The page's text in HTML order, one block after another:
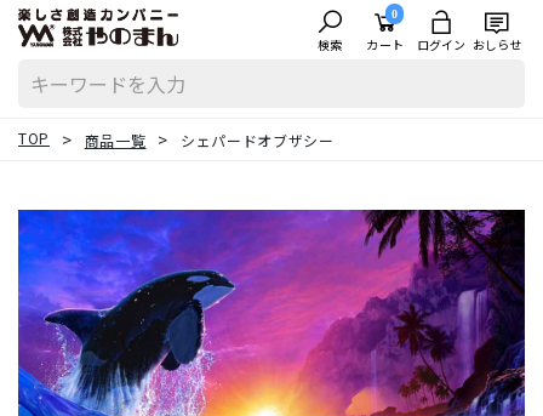
検索
0
カート ログイン おしらせ
TOP 商品一覧 シェパードオブザシー